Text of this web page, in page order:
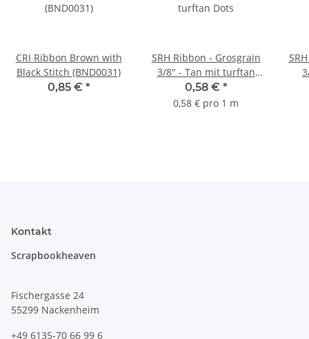
CRI Ribbon Brown with
Black Stitch (BND0031)
0,85 € *
SRH Ribbon - Grosgrain
3/8" - Tan mit turftan
Dots
0,58 € *
0,58 € pro 1 m
Kontakt
Scrapbookheaven
Fischergasse 24
55299 Nackenheim
+49 6135-70 66 99 6